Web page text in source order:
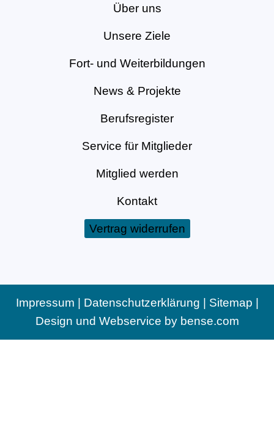
Über uns
Unsere Ziele
Fort- und Weiterbildungen
News & Projekte
Berufsregister
Service für Mitglieder
Mitglied werden
Kontakt
Vertrag widerrufen
Impressum Datenschutzerklärung Sitemap
Design und Webservice by bense.com